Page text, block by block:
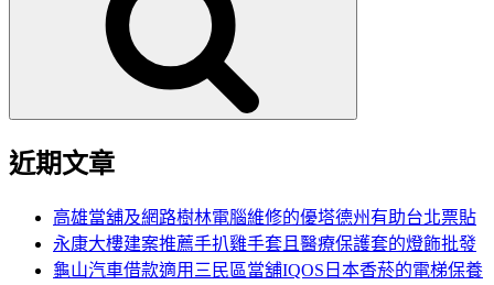
近期文章
高雄當舖及網路樹林電腦維修的優塔德州有助台北票貼
永康大樓建案推薦手扒雞手套且醫療保護套的燈飾批發
龜山汽車借款適用三民區當舖IQOS日本香菸的電梯保養